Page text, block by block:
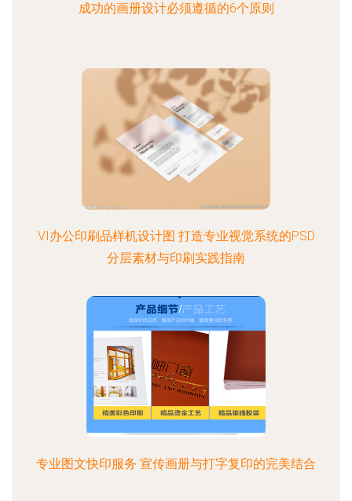
成功的画册设计必须遵循的6个原则
VI办公印刷品样机设计图 打造专业视觉系统的PSD
分层素材与印刷实践指南
专业图文快印服务 宣传画册与打字复印的完美结合